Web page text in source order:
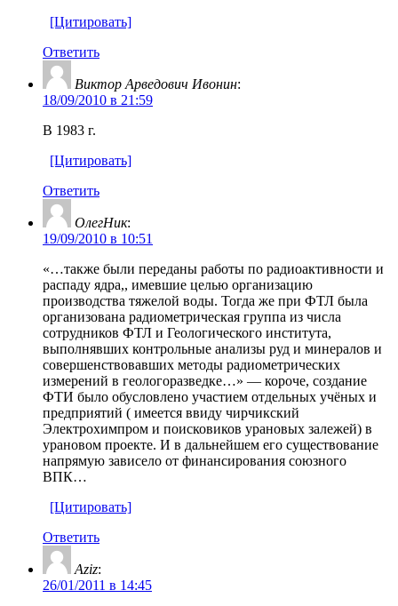
[Цитировать]
Ответить
Виктор Арведович Ивонин:
18/09/2010 в 21:59
В 1983 г.
[Цитировать]
Ответить
ОлегНик:
19/09/2010 в 10:51
«…также были переданы работы по радиоактивности и
распаду ядра,, имевшие целью организацию
производства тяжелой воды. Тогда же при ФТЛ была
организована радиометрическая группа из числа
сотрудников ФТЛ и Геологического института,
выполнявших контрольные анализы руд и минералов и
совершенствовавших методы радиометрических
измерений в геологоразведке…» — короче, создание
ФТИ было обусловлено участием отдельных учёных и
предприятий ( имеется ввиду чирчикский
Электрохимпром и поисковиков урановых залежей) в
урановом проекте. И в дальнейшем его существование
напрямую зависело от финансирования союзного
ВПК…
[Цитировать]
Ответить
Aziz:
26/01/2011 в 14:45